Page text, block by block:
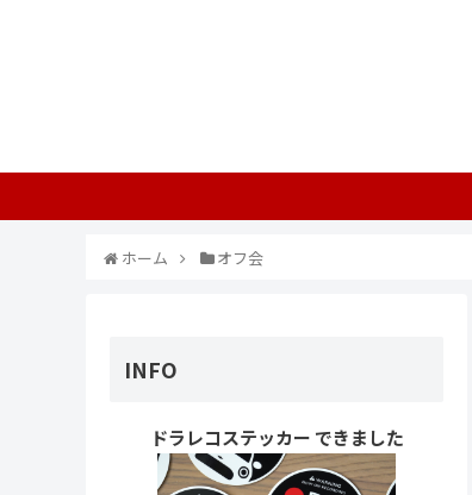
ホーム オフ会
INFO
ドラレコステッカー できました